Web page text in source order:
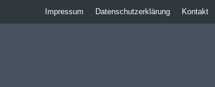
Impressum Datenschutzerklärung Kontakt